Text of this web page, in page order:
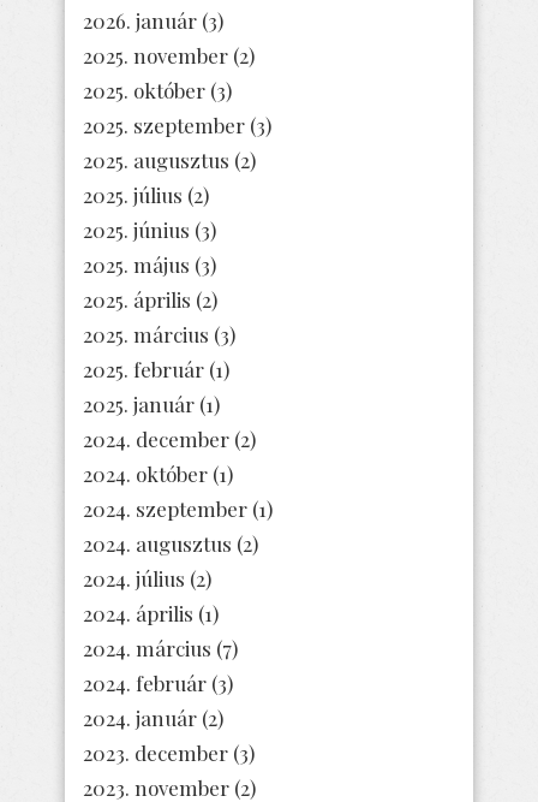
2026. január (3)
2025. november (2)
2025. október (3)
2025. szeptember (3)
2025. augusztus (2)
2025. július (2)
2025. június (3)
2025. május (3)
2025. április (2)
2025. március (3)
2025. február (1)
2025. január (1)
2024. december (2)
2024. október (1)
2024. szeptember (1)
2024. augusztus (2)
2024. július (2)
2024. április (1)
2024. március (7)
2024. február (3)
2024. január (2)
2023. december (3)
2023. november (2)